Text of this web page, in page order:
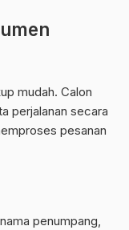
mudah. Calon
perjalanan secara
pesanan
penumpang,